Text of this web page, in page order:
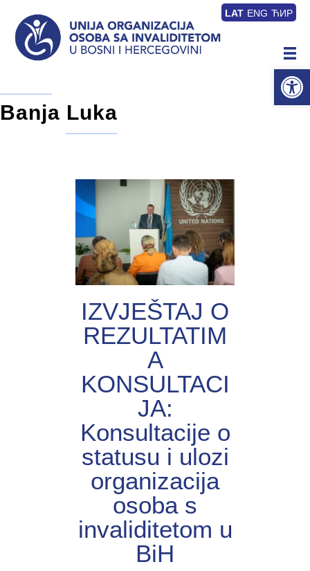
LAT ENG ЋИР
Banja Luka
IZVJEŠTAJ O
REZULTATIM
A
KONSULTACI
JA:
Konsultacije o
statusu i ulozi
organizacija
osoba s
invaliditetom u
BiH